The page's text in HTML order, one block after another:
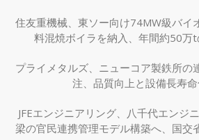
住友重機械、東ソー向け74MW級バイ
料混焼ボイラを納入、年間約50万t
プライメタルズ、ニューコア製鉄所の
注、品質向上と設備長寿
JFEエンジニアリング、八千代エンジ
梁の官民連携管理モデル構築へ、国交